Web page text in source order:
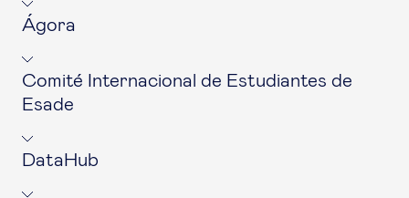
Ágora
Comité Internacional de Estudiantes de
Esade
DataHub